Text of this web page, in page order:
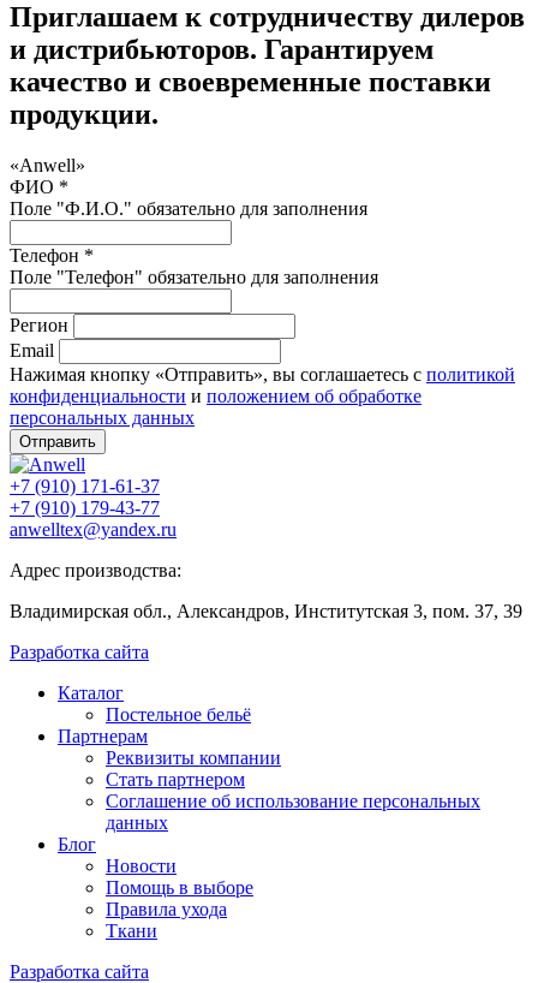
Приглашаем к сотрудничеству дилеров
и дистрибьюторов. Гарантируем
качество и своевременные поставки
продукции.
«Anwell»
ФИО *
Поле "Ф.И.О." обязательно для заполнения
Телефон *
Поле "Телефон" обязательно для заполнения
Регион
Email
Нажимая кнопку «Отправить», вы соглашаетесь с политикой
конфиденциальности и положением об обработке
персональных данных
Отправить
+7 (910) 171-61-37
+7 (910) 179-43-77
anwelltex@yandex.ru
Адрес производства:
Владимирская обл., Александров, Институтская 3, пом. 37, 39
Разработка сайта
Каталог
Постельное бельё
Партнерам
Реквизиты компании
Стать партнером
Соглашение об использование персональных
данных
Блог
Новости
Помощь в выборе
Правила ухода
Ткани
Разработка сайта